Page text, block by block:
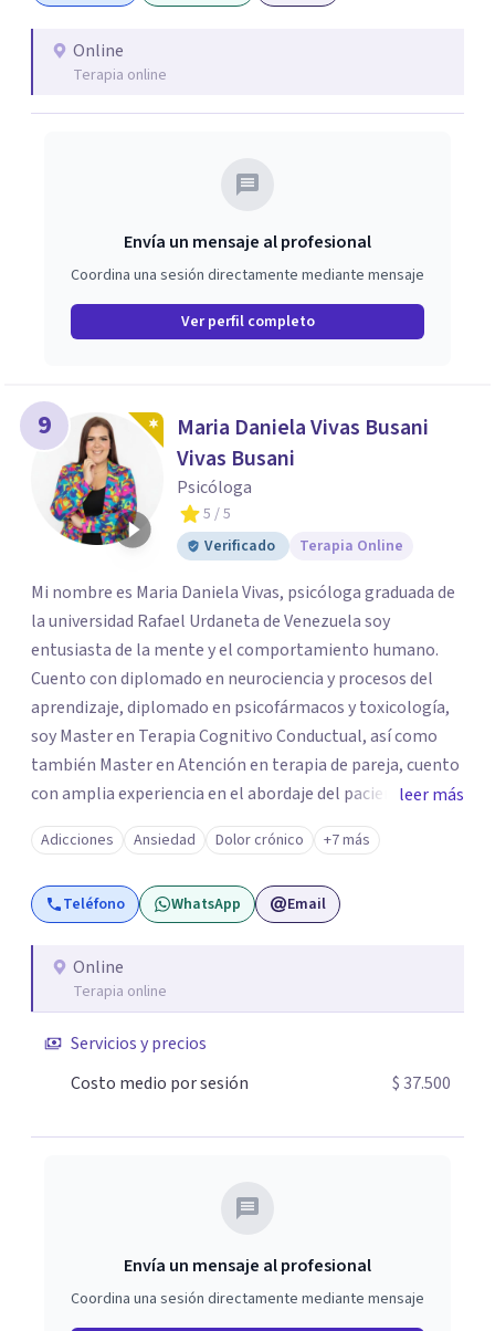
Online
Terapia online
Envía un mensaje al profesional
Coordina una sesión directamente mediante mensaje
Ver perfil completo
9
Maria Daniela Vivas Busani
Vivas Busani
Psicóloga
5 / 5
Verificado
Terapia Online
Mi nombre es Maria Daniela Vivas, psicóloga graduada de
la universidad Rafael Urdaneta de Venezuela soy
entusiasta de la mente y el comportamiento humano.
Cuento con diplomado en neurociencia y procesos del
aprendizaje, diplomado en psicofármacos y toxicología,
soy Master en Terapia Cognitivo Conductual, así como
también Master en Atención en terapia de pareja, cuento
con amplia experiencia en el abordaje del paciente con
trastorno afectivo bipolar y pacientes con trastornos de
personalidad y trastorno del estado de ánimo Me
especializo en casos de ansiedad, depresión, trastornos
del sueño, trastorno alimenticio corporal, así como
violencia de género. Me caracterizo por ser una psicóloga
cercana con mis pacientes, en mi abordaje encontrarás
permite estar disponible para mis pacientes y así
conseguir los objetivos que nos planteamos al inicio de
honesta así como también con un lenguaje que me
leer más
Adicciones Ansiedad Dolor crónico +7 más
Teléfono WhatsApp Email
Online
Terapia online
Servicios y precios
Costo medio por sesión
$ 37.500
Envía un mensaje al profesional
Coordina una sesión directamente mediante mensaje